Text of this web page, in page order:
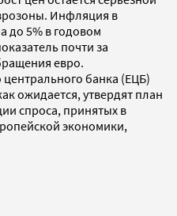
Инфляция в
до 5% в годовом
почти за
евро.
банка (ЕЦБ)
ожидается, утвердят план
спроса, принятых в
экономики,